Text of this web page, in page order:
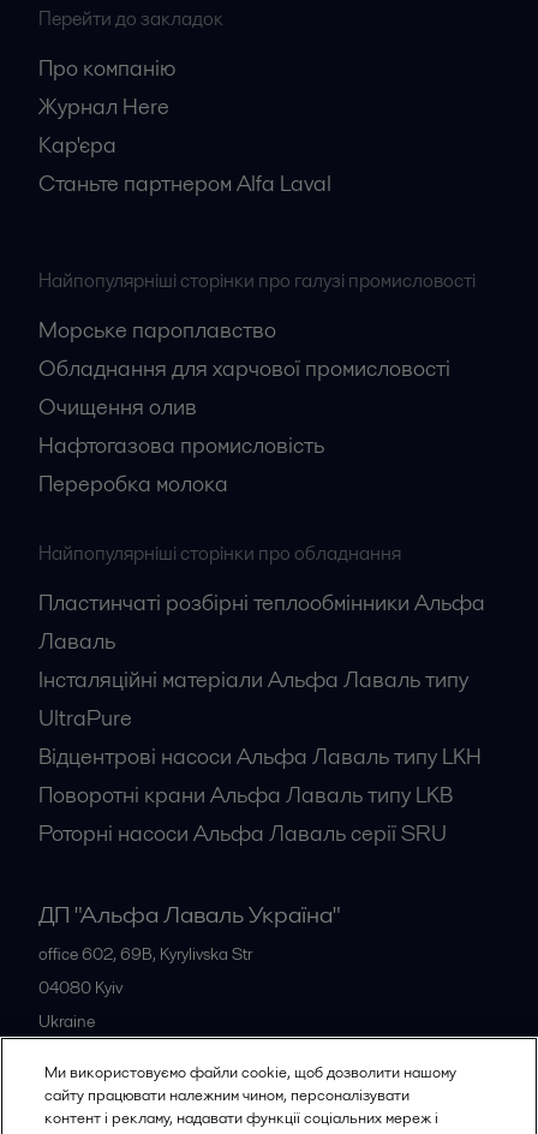
Перейти до закладок
Про компанію
Журнал Here
Кар'єрa
Станьте партнером Alfa Laval
Найпопулярніші сторінки про галузі промисловості
Морське пароплавство
Обладнання для харчової промисловості
Очищення олив
Нафтогазова промисловість
Переробка молока
Найпопулярніші сторінки про обладнання
Пластинчаті розбірні теплообмінники Альфа
Лаваль
Інсталяційні матеріали Альфа Лаваль типу
UltraPure
Відцентрові насоси Альфа Лаваль типу LKH
Поворотні крани Альфа Лаваль типу LKB
Роторні насоси Альфа Лаваль серії SRU
ДП "Альфа Лаваль Україна"
office 602, 69B, Kyrylivska Str
04080 Kyiv
Ukraine
Всі офіси
Ми використовуємо файли cookie, щоб дозволити нашому
сайту працювати належним чином, персоналізувати
контент і рекламу, надавати функції соціальних мереж і